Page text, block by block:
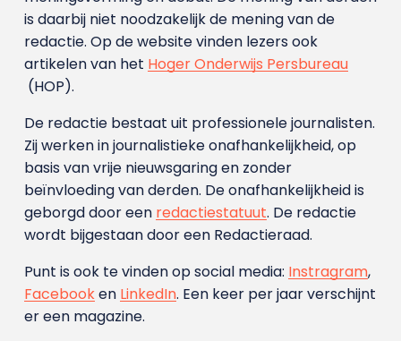
is daarbij niet noodzakelijk de mening van de
redactie. Op de website vinden lezers ook
artikelen van het Hoger Onderwijs Persbureau
(HOP).
De redactie bestaat uit professionele journalisten.
Zij werken in journalistieke onafhankelijkheid, op
basis van vrije nieuwsgaring en zonder
beïnvloeding van derden. De onafhankelijkheid is
geborgd door een redactiestatuut. De redactie
wordt bijgestaan door een Redactieraad.
Punt is ook te vinden op social media: Instragram,
Facebooken LinkedIn. Een keer per jaar verschijnt
er een magazine.